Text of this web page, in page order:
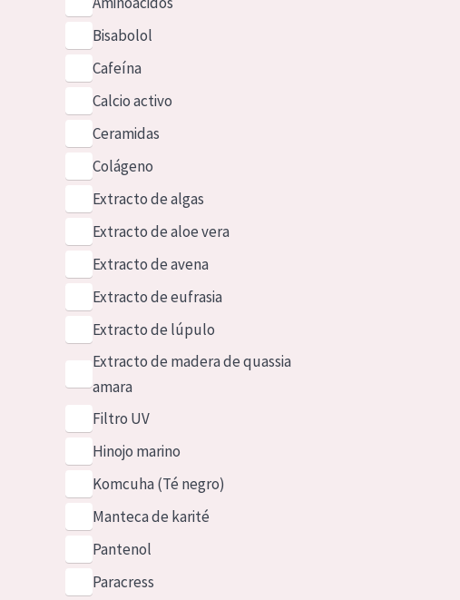
Bisabolol
Cafeína
Calcio activo
Ceramidas
Colágeno
Extracto de algas
Extracto de aloe vera
Extracto de avena
Extracto de eufrasia
Extracto de lúpulo
Extracto de madera de quassia
amara
Filtro UV
Hinojo marino
Komcuha (Té negro)
Manteca de karité
Pantenol
Paracress